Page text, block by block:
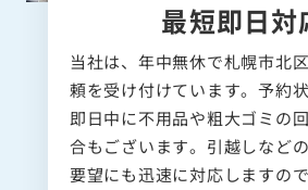
最短即日対
当社は、年中無休で札幌市北
頼を受け付けています。予約状
即日中に不用品や粗大ゴミの
合もございます。引越しなど
要望にも迅速に対応しますの